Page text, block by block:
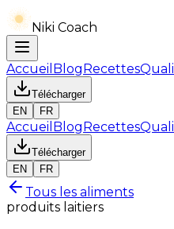
Niki Coach
Accueil BlogRecettes
Télécharger
EN
FR
Accueil BlogRecettes
Télécharger
EN
FR
Tous les aliments
produits laitiers